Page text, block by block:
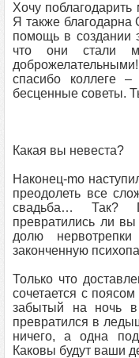
Хочу
Я также
помощь в создании
что они стали
спасибо коллеге
бесценные советы.
Какая вы невеста?
Наконец-mo
преодолеть все
свадьба… Так?
превратились ли
долю
законченную
Только что
сочетается с
забытый на ночь в
превратился в
ничего, а одна
Каковы будут ваши